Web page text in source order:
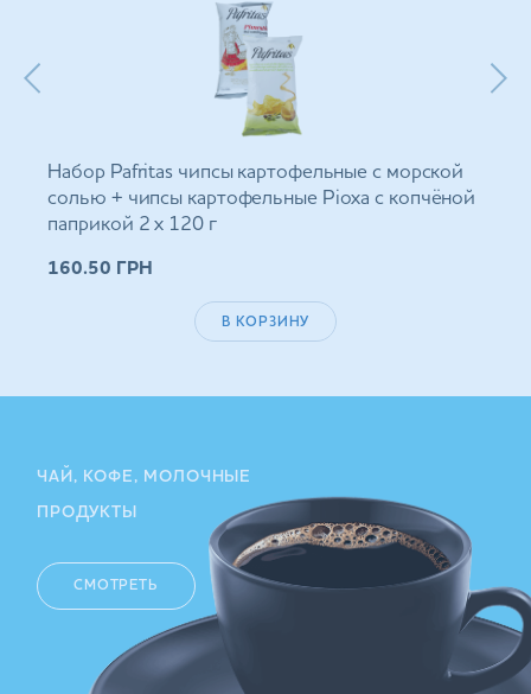
Набор Pafritas чипсы картофельные с морской
солью + чипсы картофельные Ріоха с копчёной
паприкой 2 х 120 г
160.50 ГРН
В КОРЗИНУ
ЧАЙ, КОФЕ, МОЛОЧНЫЕ
ПРОДУКТЫ
СМОТРЕТЬ